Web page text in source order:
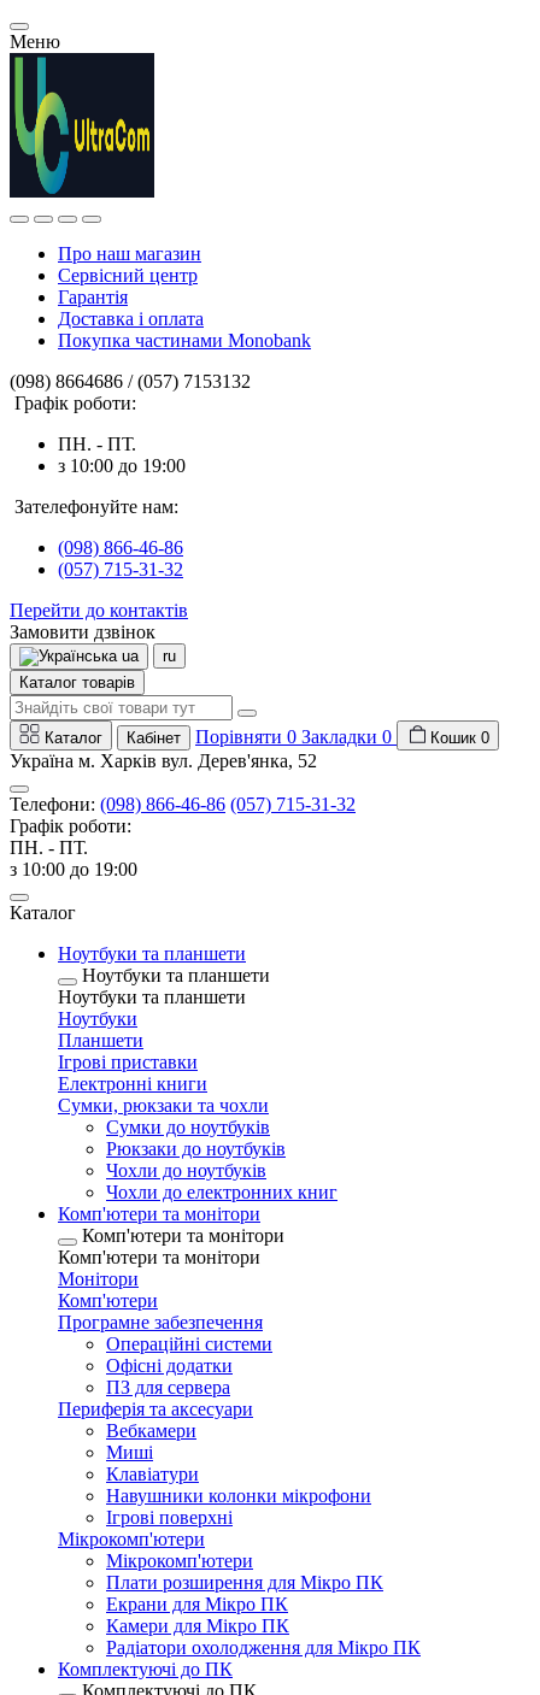
Меню
Про наш магазин
Сервісний центр
Гарантія
Доставка і оплата
Покупка частинами Monobank
(098) 8664686 / (057) 7153132
Графік роботи:
ПН. - ПТ.
з 10:00 до 19:00
Зателефонуйте нам:
(098) 866-46-86
(057) 715-31-32
Перейти до контактів
Замовити дзвінок
ua
ru
Каталог товарів
Каталог Кабінет Порівняти 0 Закладки 0 Кошик 0
Україна м. Харків вул. Дерев'янка, 52
Телефони: (098) 866-46-86 (057) 715-31-32
Графік роботи:
ПН. - ПТ.
з 10:00 до 19:00
Каталог
Ноутбуки та планшети
Ноутбуки та планшети
Ноутбуки та планшети
Ноутбуки
Планшети
Ігрові приставки
Електронні книги
Сумки, рюкзаки та чохли
Сумки до ноутбуків
Рюкзаки до ноутбуків
Чохли до ноутбуків
Чохли до електронних книг
Комп'ютери та монітори
Комп'ютери та монітори
Комп'ютери та монітори
Монітори
Комп'ютери
Програмне забезпечення
Операційні системи
Офісні додатки
ПЗ для сервера
Периферія та аксесуари
Вебкамери
Миші
Клавіатури
Навушники колонки мікрофони
Ігрові поверхні
Мікрокомп'ютери
Мікрокомп'ютери
Плати розширення для Мікро ПК
Екрани для Мікро ПК
Камери для Мікро ПК
Радіатори охолодження для Мікро ПК
Комплектуючі до ПК
Комплектуючі до ПК